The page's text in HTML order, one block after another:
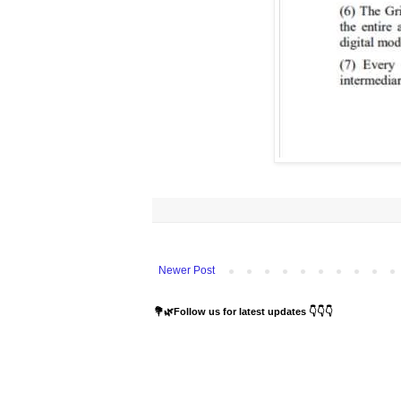
Newer Post
💐🌿Follow us for latest updates 👇👇👇